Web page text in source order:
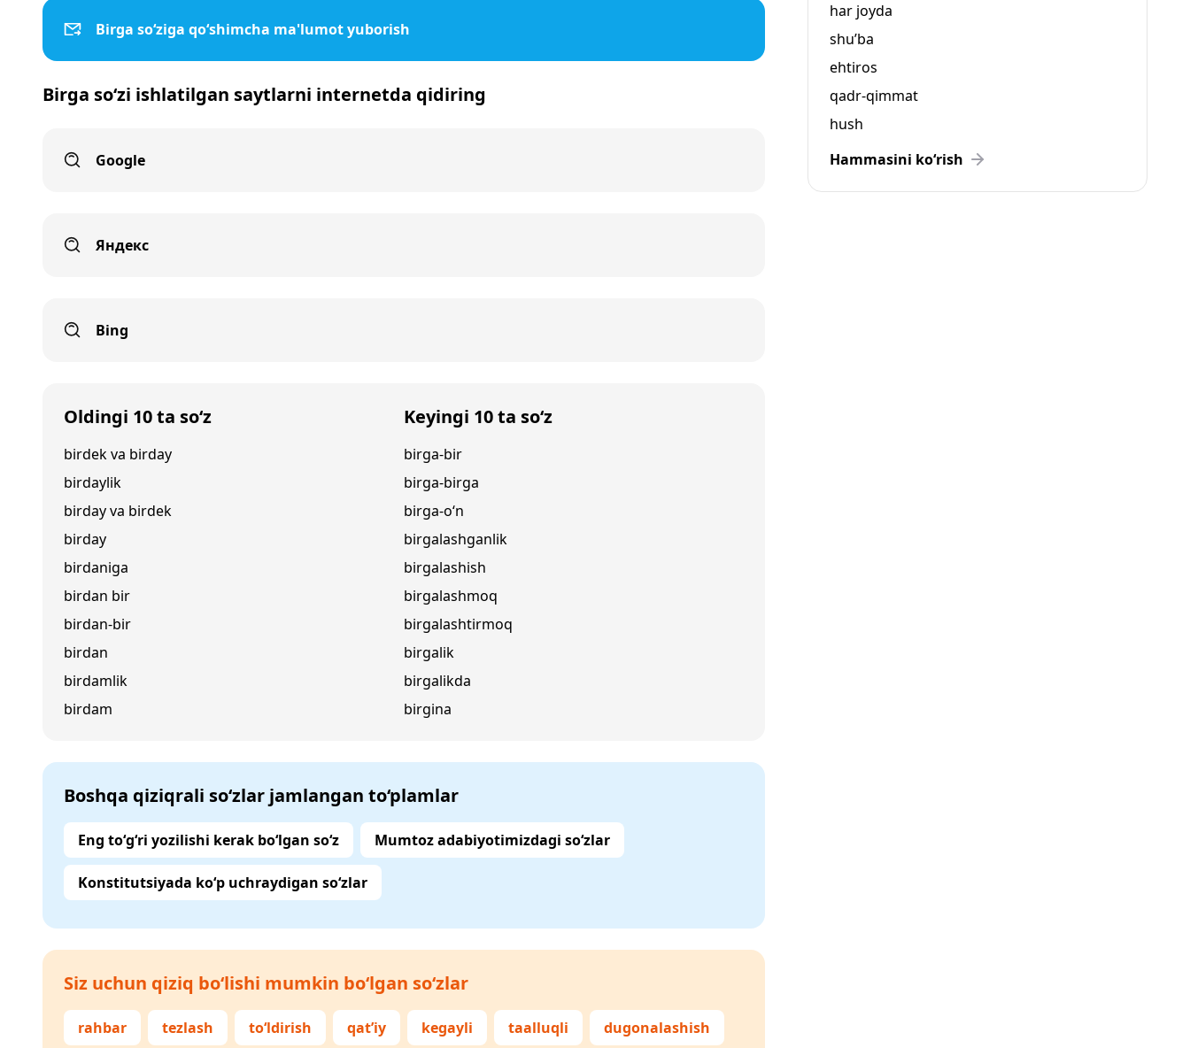
Birga so‘ziga qo‘shimcha ma'lumot yuborish
Birga so‘zi ishlatilgan saytlarni internetda qidiring
Google
Яндекс
Bing
Oldingi 10 ta so‘z
birdek va birday
birdaylik
birday va birdek
birday
birdaniga
birdan bir
birdan-bir
birdan
birdamlik
birdam
Keyingi 10 ta so‘z
birga-bir
birga-birga
birga-o‘n
birgalashganlik
birgalashish
birgalashmoq
birgalashtirmoq
birgalik
birgalikda
birgina
Boshqa qiziqrali so‘zlar jamlangan to‘plamlar
Eng to‘g‘ri yozilishi kerak bo‘lgan so‘z Mumtoz adabiyotimizdagi so‘zlar
Konstitutsiyada ko‘p uchraydigan so‘zlar
Siz uchun qiziq bo‘lishi mumkin bo‘lgan so‘zlar
rahbar tezlash to‘ldirish qat’iy kegayli taalluqli dugonalashish
har joyda
shu’ba
ehtiros
qadr-qimmat
hush
Hammasini ko‘rish